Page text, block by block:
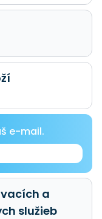
e-mail.
a
služieb